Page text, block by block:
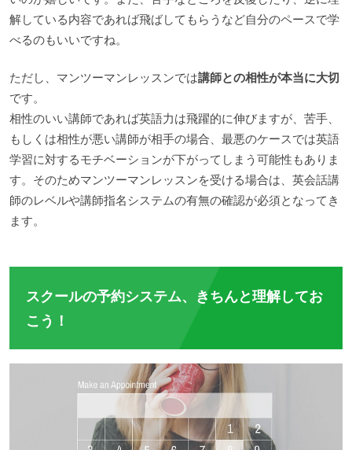
解している内容であれば飛ばしてもらうなど自分のペースで学
べるのもいいですね。
ただし、マンツーマンレッスンでは講師との相性が本当に大切
です。
相性のいい講師であれば英語力は飛躍的に伸びますが、苦手、
もしくは相性が悪い講師が相手の場合、最悪のケースでは英語
学習に対するモチベーションが下がってしまう可能性もありま
す。そのためマンツーマンレッスンを受ける場合は、英会話講
師のレベルや講師指名システムの有無の確認が必須となってき
ます。
スクールの予約システム、きちんと理解してお
こう！